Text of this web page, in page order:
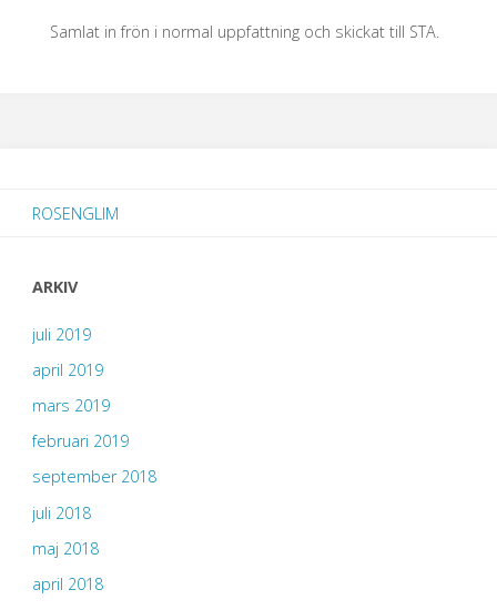
Samlat in frön i normal uppfattning och skickat till STA.
ROSENGLIM
ARKIV
juli 2019
april 2019
mars 2019
februari 2019
september 2018
juli 2018
maj 2018
april 2018